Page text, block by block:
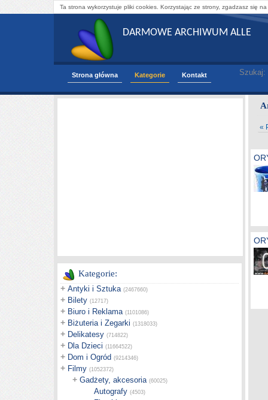
Ta strona wykorzystuje pliki cookies. Korzystając ze strony, zgadzasz się
DARMOWE ARCHIWUM ALLE
Strona główna Kategorie Kontakt Szukaj:
Kategorie:
+ Antyki i Sztuka (2467660)
+ Bilety (12717)
+ Biuro i Reklama (1101086)
+ Biżuteria i Zegarki (1318033)
+ Delikatesy (714822)
+ Dla Dzieci (11664522)
+ Dom i Ogród (9214346)
+ Filmy (1052372)
+ Gadżety, akcesoria (60025)
Autografy (4503)
«